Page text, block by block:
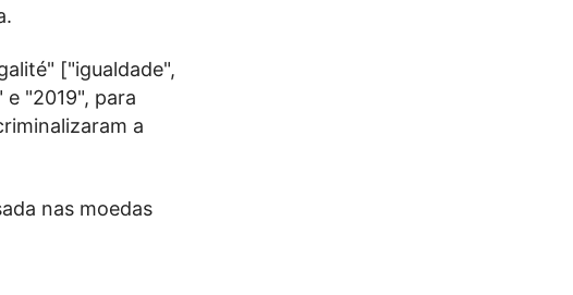
["igualdade",
"2019", para
a
nas moedas